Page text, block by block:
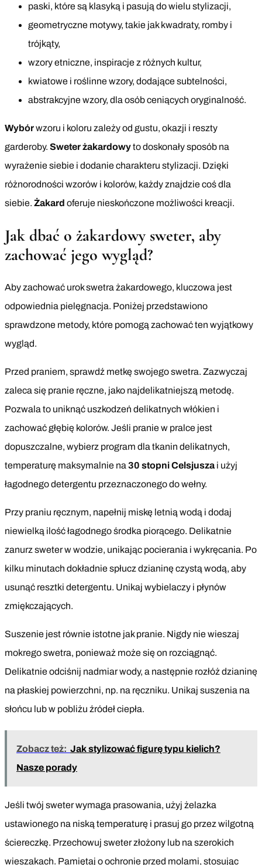
paski, które są klasyką i pasują do wielu stylizacji,
geometryczne motywy, takie jak kwadraty, romby i
trójkąty,
wzory etniczne, inspiracje z różnych kultur,
kwiatowe i roślinne wzory, dodające subtelności,
abstrakcyjne wzory, dla osób ceniących oryginalność.
Wybórwzoru i koloru zależy od gustu, okazji i reszty
garderoby. Sweter żakardowyto doskonały sposób na
wyrażenie siebie i dodanie charakteru stylizacji. Dzięki
różnorodności wzorów i kolorów, każdy znajdzie coś dla
siebie. Żakard oferuje nieskończone możliwości kreacji.
Jak dbać o żakardowy sweter, aby
zachować jego wygląd?
Aby zachować urok swetra żakardowego, kluczowa jest
odpowiednia pielęgnacja. Poniżej przedstawiono
sprawdzone metody, które pomogą zachować ten wyjątkowy
wygląd.
Przed praniem, sprawdź metkę swojego swetra. Zazwyczaj
zaleca się pranie ręczne, jako najdelikatniejszą metodę.
Pozwala to uniknąć uszkodzeń delikatnych włókien i
zachować głębię kolorów. Jeśli pranie w pralce jest
dopuszczalne, wybierz program dla tkanin delikatnych,
temperaturę maksymalnie na30 stopni Celsjuszai użyj
łagodnego detergentu przeznaczonego do wełny.
Przy praniu ręcznym, napełnij miskę letnią wodą i dodaj
niewielką ilość łagodnego środka piorącego. Delikatnie
zanurz sweter w wodzie, unikając pocierania i wykręcania. Po
kilku minutach dokładnie spłucz dzianinę czystą wodą, aby
usunąć resztki detergentu. Unikaj wybielaczy i płynów
zmiękczających.
Suszenie jest równie istotne jak pranie. Nigdy nie wieszaj
mokrego swetra, ponieważ może się on rozciągnąć.
Delikatnie odciśnij nadmiar wody, a następnie rozłóż dzianinę
na płaskiej powierzchni, np. na ręczniku. Unikaj suszenia na
słońcu lub w pobliżu źródeł ciepła.
Zobacz też: Jak stylizować figurę typu kielich?
Nasze porady
Jeśli twój sweter wymaga prasowania, użyj żelazka
ustawionego na niską temperaturę i prasuj go przez wilgotną
ściereczkę. Przechowuj sweter złożony lub na szerokich
wieszakach. Pamiętaj o ochronie przed molami, stosując